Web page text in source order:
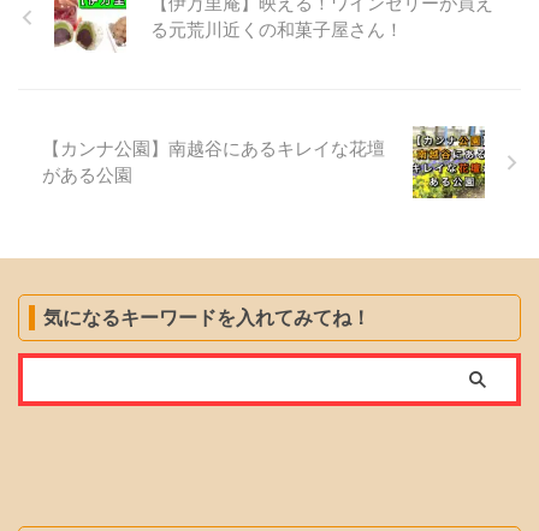
る元荒川近くの和菓子屋さん！
【カンナ公園】南越谷にあるキレイな花壇
がある公園
気になるキーワードを入れてみてね！